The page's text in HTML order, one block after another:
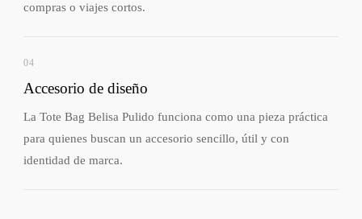
compras o viajes cortos.
04
Accesorio de diseño
La Tote Bag Belisa Pulido funciona como una pieza práctica
para quienes buscan un accesorio sencillo, útil y con
identidad de marca.